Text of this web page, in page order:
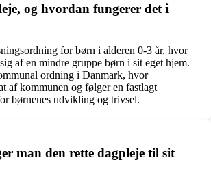
og hvordan fungerer det i
for børn i alderen 0-3 år, hvor
af en mindre gruppe børn i sit eget hjem.
ordning i Danmark, hvor
af kommunen og følger en fastlagt
børnenes udvikling og trivsel.
man den rette dagpleje til sit